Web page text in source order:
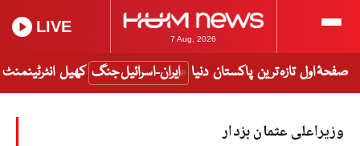
7 Aug, 2026
LIVE
صفحۂ اول تازہ ترین پاکستان دنیا ایران-اسرائیل جنگ کھیل انٹرٹینمنٹ
وزیراعلی عثمان بزدار